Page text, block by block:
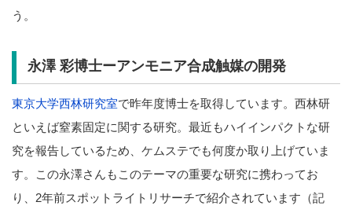
う。
永澤 彩博士ーアンモニア合成触媒の開発
東京大学西林研究室で昨年度博士を取得しています。西林研
といえば窒素固定に関する研究。最近もハイインパクトな研
究を報告しているため、ケムステでも何度か取り上げていま
す。この永澤さんもこのテーマの重要な研究に携わってお
り、2年前スポットライトリサーチで紹介されています（記